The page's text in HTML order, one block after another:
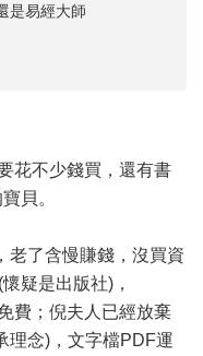
是易經大師
花不少錢買，還有書
貝。
老了含慢賺錢，沒買資
疑是出版社)，
費；倪夫人已經放棄
理念)，文字檔PDF運